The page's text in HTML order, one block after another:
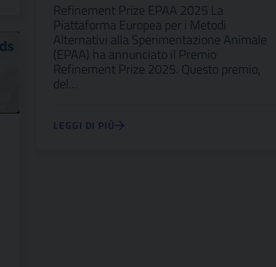
Refinement Prize EPAA 2025 La
Piattaforma Europea per i Metodi
Alternativi alla Sperimentazione Animale
(EPAA) ha annunciato il Premio
Refinement Prize 2025. Questo premio,
del…
LEGGI DI PIÙ